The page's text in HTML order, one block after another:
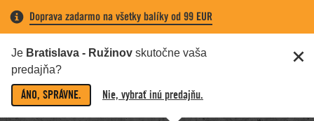
Doprava zadarmo na všetky balíky od 99 EUR
Je Bratislava - Ružinov skutočne vaša
predajňa?
ÁNO, SPRÁVNE. Nie, vybrať inú predajňu.